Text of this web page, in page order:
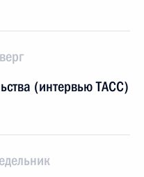
(интервью ТАСС)